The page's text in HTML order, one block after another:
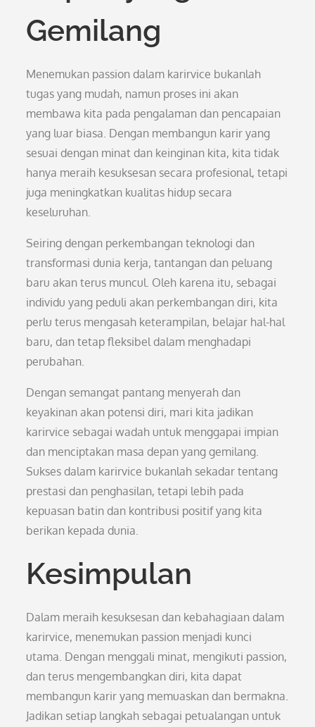
Gemilang
Menemukan passion dalam karirvice bukanlah
tugas yang mudah, namun proses ini akan
membawa kita pada pengalaman dan pencapaian
yang luar biasa. Dengan membangun karir yang
sesuai dengan minat dan keinginan kita, kita tidak
hanya meraih kesuksesan secara profesional, tetapi
juga meningkatkan kualitas hidup secara
keseluruhan.
Seiring dengan perkembangan teknologi dan
transformasi dunia kerja, tantangan dan peluang
baru akan terus muncul. Oleh karena itu, sebagai
individu yang peduli akan perkembangan diri, kita
perlu terus mengasah keterampilan, belajar hal-hal
baru, dan tetap fleksibel dalam menghadapi
perubahan.
Dengan semangat pantang menyerah dan
keyakinan akan potensi diri, mari kita jadikan
karirvice sebagai wadah untuk menggapai impian
dan menciptakan masa depan yang gemilang.
Sukses dalam karirvice bukanlah sekadar tentang
prestasi dan penghasilan, tetapi lebih pada
kepuasan batin dan kontribusi positif yang kita
berikan kepada dunia.
Kesimpulan
Dalam meraih kesuksesan dan kebahagiaan dalam
karirvice, menemukan passion menjadi kunci
utama. Dengan menggali minat, mengikuti passion,
dan terus mengembangkan diri, kita dapat
membangun karir yang memuaskan dan bermakna.
Jadikan setiap langkah sebagai petualangan untuk